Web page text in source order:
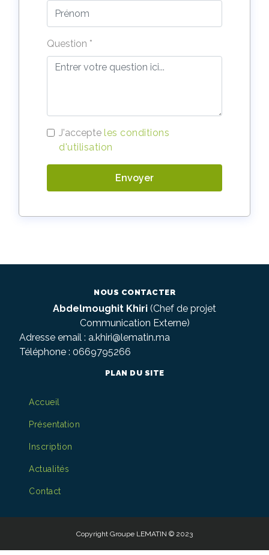
Question *
J'accepte les conditions
d'utilisation
Envoyer
NOUS CONTACTER
Abdelmoughit Khiri (Chef de projet
Communication Externe)
Adresse email : a.khiri@lematin.ma
Téléphone : 0669795266
PLAN DU SITE
Accueil
Présentation
Inscription
Actualités
Contact
Copyright Groupe LEMATIN © 2023